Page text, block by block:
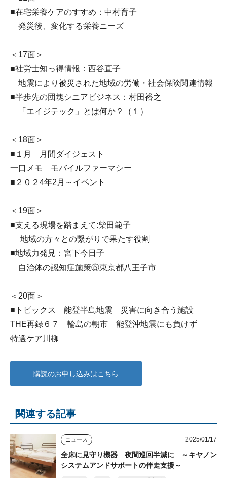
■在宅栄養ケアのすすめ：中村育子
発災後、変化する栄養ニーズ
＜17面＞
■社労士知っ得情報：西谷直子
地震により被災された地域の労働・社会保険関連情報
■半歩先の団塊シニアビジネス：村田裕之
「エイジテック」とは何か？（１）
＜18面＞
■１月 月間ダイジェスト
一口メモ モバイルファーマシー
■２０２4年2月～イベント
＜19面＞
■支える現場を踏まえて:柴田範子
地域の方々との繋がりで果たす役割
■地域力発見：宮下今日子
自治体の認知症施策⑤東京都八王子市
＜20面＞
■トピックス 能登半島地震 災害に向き合う施設
THE再録６７ 輪島の朝市 能登沖地震にも負けず
特選ケア川柳
購読のお申し込みはこちら
関連する記事
ニュース 2025/01/17
全床に見守り機器 夜間巡回半減に ～キヤノン
システムアンドサポートの伴走支援～